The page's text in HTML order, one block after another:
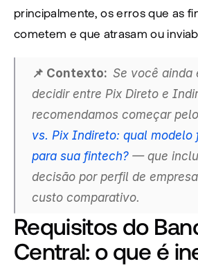
principalmente, os erros que as
cometem e que atrasam ou
📌 Contexto: Se você ainda
decidir entre Pix Direto e
recomendamos começar
vs. Pix Indireto: qual modelo
para sua fintech? — que
decisão por perfil de
custo comparativo.
Requisitos do
Central: o que é